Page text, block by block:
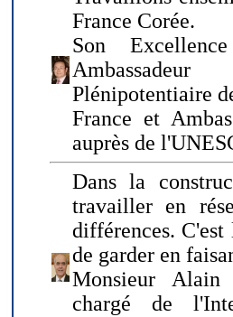
France Corée.
Son
Plénipotentiaire
France et
auprès de
Dans la
travailler en
différences.
de garder en
Monsieur Alain
chargé de